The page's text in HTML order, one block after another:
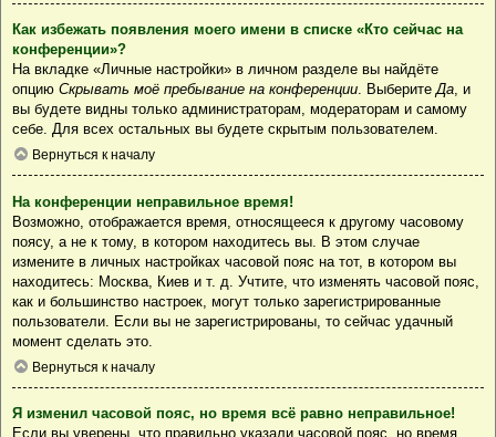
Как избежать появления моего имени в списке «Кто сейчас на
конференции»?
На вкладке «Личные настройки» в личном разделе вы найдёте
опцию Скрывать моё пребывание на конференции . Выберите Да , и
вы будете видны только администраторам, модераторам и самому
себе. Для всех остальных вы будете скрытым пользователем.
Вернуться к началу
На конференции неправильное время!
Возможно, отображается время, относящееся к другому часовому
поясу, а не к тому, в котором находитесь вы. В этом случае
измените в личных настройках часовой пояс на тот, в котором вы
находитесь: Москва, Киев и т. д. Учтите, что изменять часовой пояс,
как и большинство настроек, могут только зарегистрированные
пользователи. Если вы не зарегистрированы, то сейчас удачный
момент сделать это.
Вернуться к началу
Я изменил часовой пояс, но время всё равно неправильное!
Если вы уверены, что правильно указали часовой пояс, но время